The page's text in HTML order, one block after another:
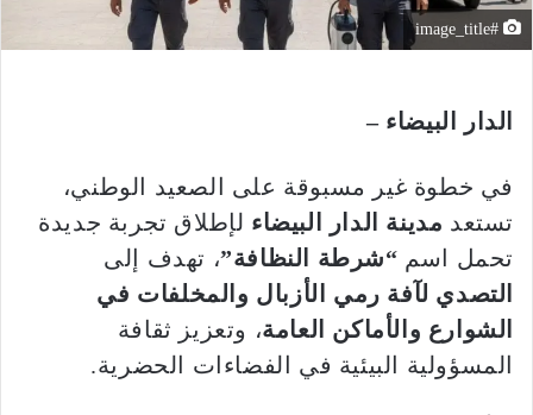
#image_title
الدار البيضاء –
في خطوة غير مسبوقة على الصعيد الوطني،
تستعد مدينة الدار البيضاء لإطلاق تجربة جديدة
تحمل اسم “شرطة النظافة”، تهدف إلى
التصدي لآفة رمي الأزبال والمخلفات في
الشوارع والأماكن العامة، وتعزيز ثقافة
المسؤولية البيئية في الفضاءات الحضرية.